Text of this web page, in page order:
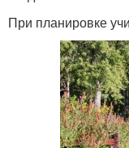
При планировке